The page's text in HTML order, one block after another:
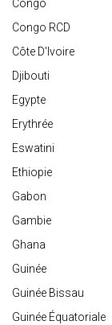
Congo
Congo RCD
Côte D'Ivoire
Djibouti
Egypte
Erythrée
Eswatini
Ethiopie
Gabon
Gambie
Ghana
Guinée
Guinée Bissau
Guinée Équatoriale